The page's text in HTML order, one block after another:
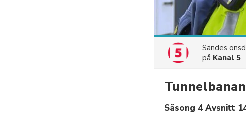
Sändes
på Kanal 5
Tunnelbanan
Säsong 4 Avsnitt